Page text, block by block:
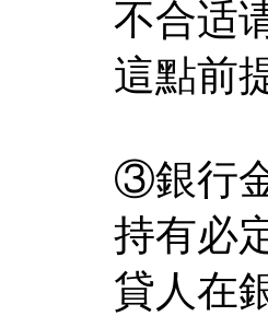
不合适
這點前
③銀行
持有必
貸人在